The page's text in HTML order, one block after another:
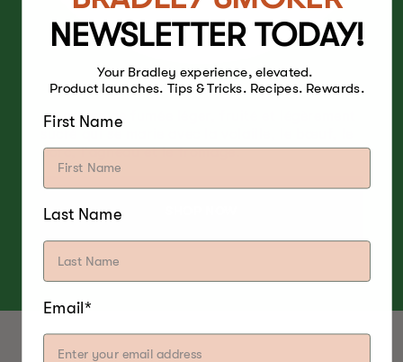
Un arôme de fumée léger, fruité et légèrement
porc, l'agneau et le fromage.
NEWSLETTER TODAY!
Your Bradley experience, elevated.
Product launches. Tips & Tricks. Recipes. Rewards.
First Name
Last Name
Email*